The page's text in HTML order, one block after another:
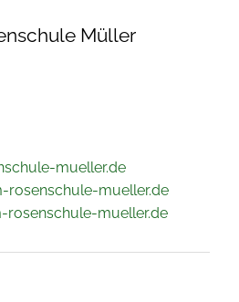
Müller
mueller.de
mueller.de
mueller.de